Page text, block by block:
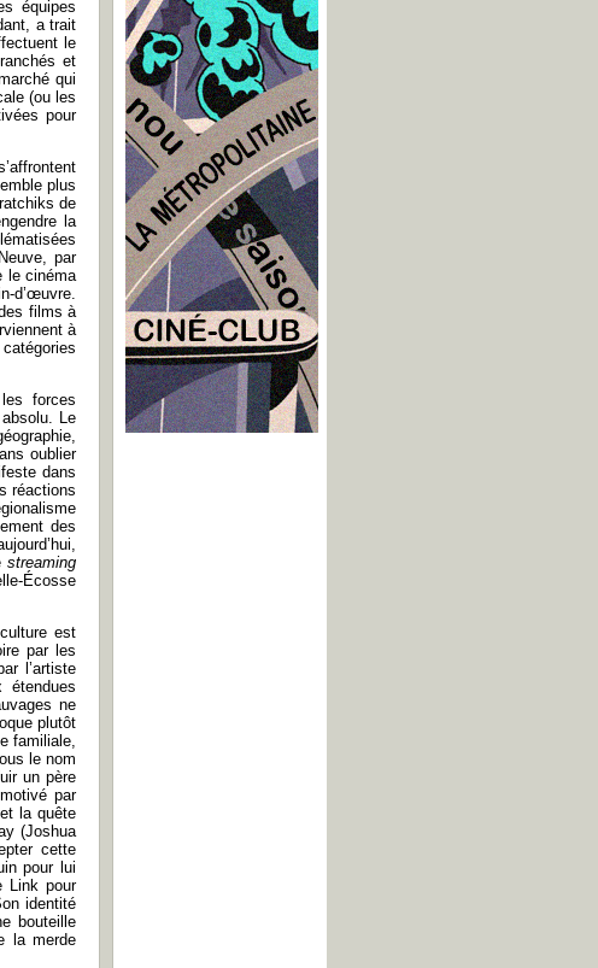
équipes
a trait
le
et
qui
(ou les
pour
plus
de
la
par
le cinéma
d’œuvre.
films à
à
forces
Le
oublier
dans
réactions
des
streaming
Écosse
est
par les
l’artiste
étendues
ne
plutôt
familiale,
le nom
un père
par
la quête
(Joshua
cette
pour lui
Link pour
identité
bouteille
la merde